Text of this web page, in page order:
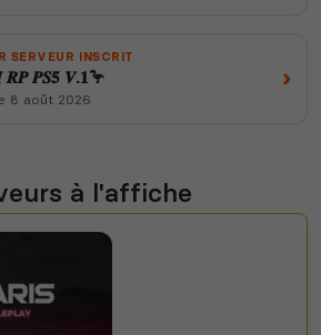
SERVEUR INSCRIT
𝑷𝑺𝟓 𝑽.𝟏🦩
8 août 2026
›
à l'affiche